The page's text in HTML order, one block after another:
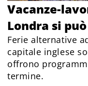
Vacanze-
Londra si può
Ferie alternative
capitale inglese
offrono
termine.